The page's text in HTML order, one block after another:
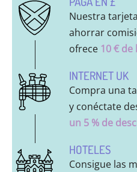
Nuestra
ahorrar
ofrece 10 €
INTERNET UK
Compra una
y conéctate
un 5 % de
HOTELES
Consigue las